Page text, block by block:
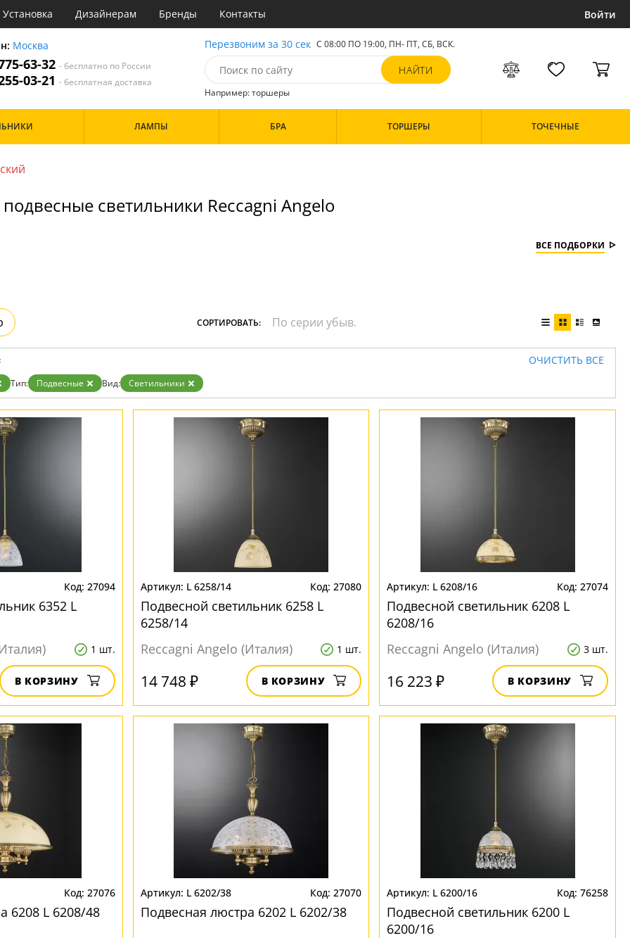
Установка Дизайнерам Бренды Контакты Войти
Москва
63-32- бесплатно по России
03-21- бесплатная доставка
Перезвоним за 30 сек С 08:00 ПО 19:00, ПН- ПТ, СБ, ВСК.
Например: торшеры
Дизайн/Форма
ЛАМПЫ БРА ТОРШЕРЫ ТОЧЕЧНЫЕ
светильники Reccagni Angelo
ВСЕ ПОДБОРКИ
СОРТИРОВАТЬ:
ОЧИСТИТЬ ВСЕ
Тип: Подвесные Вид: Светильники
27094
6352 L
1 шт.
В КОРЗИНУ
L 6258/14 27080
Подвесной светильник 6258 L
6258/14
Reccagni Angelo (Италия)
1 шт.
14 748 ₽ В КОРЗИНУ
L 6208/16 27074
Подвесной светильник 6208 L
6208/16
Reccagni Angelo (Италия)
3 шт.
16 223 ₽ В КОРЗИНУ
27076
6208 L 6208/48
L 6202/38 27070
Подвесная люстра 6202 L 6202/38
L 6200/16 76258
Подвесной светильник 6200 L
6200/16